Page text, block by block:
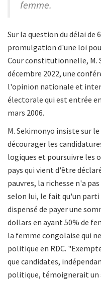
femme.
Sur la question du délai de
promulgation d'une loi
Cour constitutionnelle, M.
décembre 2022, une
l'opinion nationale et
électorale qui est entrée
mars 2006.
M. Sekimonyo insiste sur
décourager les
logiques et poursuivre les
pays qui vient d'être
pauvres, la richesse n'a
selon lui, le fait qu'un
dispensé de payer une
dollars en ayant 50% de
la femme congolaise qui
politique en RDC.
que candidates,
politique, témoignerait un